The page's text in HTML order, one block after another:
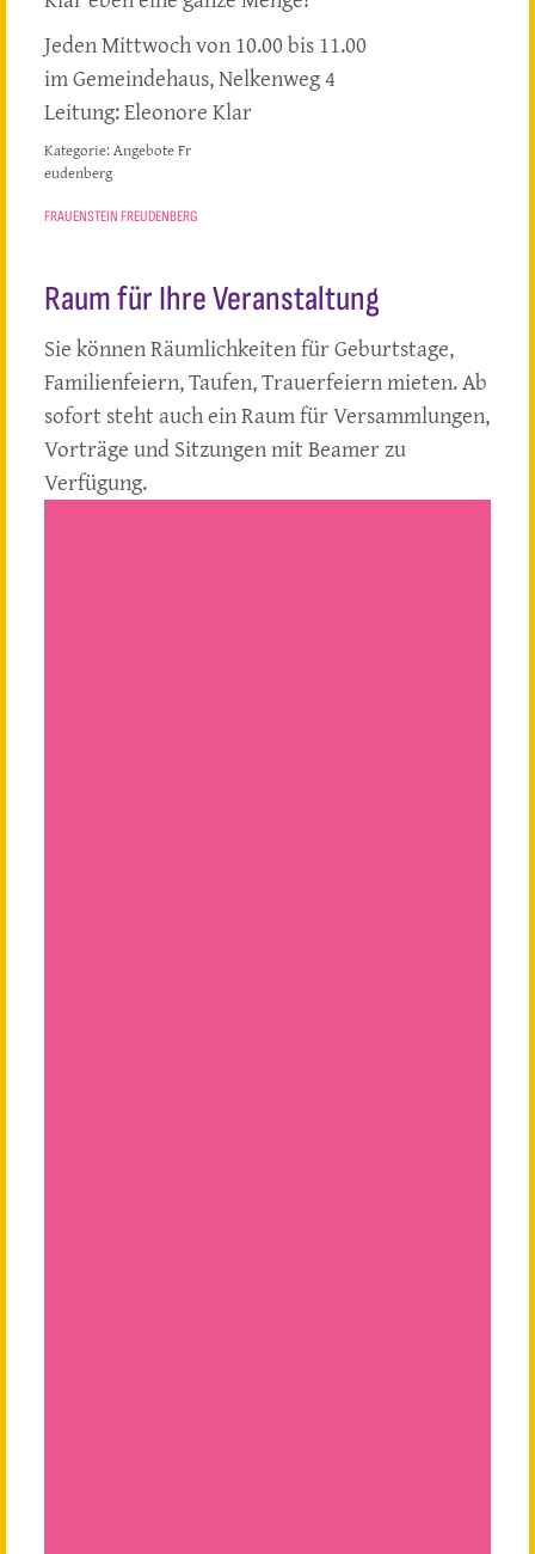
Jeden Mittwoch von 10.00 bis 11.00
im Gemeindehaus, Nelkenweg 4
Leitung: Eleonore Klar
Kategorie:Angebote Fr
eudenberg
FRAUENSTEIN FREUDENBERG
Raum für Ihre Veranstaltung
Sie können Räumlichkeiten für Geburtstage,
Familienfeiern, Taufen, Trauerfeiern mieten. Ab
sofort steht auch ein Raum für Versammlungen,
Vorträge und Sitzungen mit Beamer zu
Verfügung.